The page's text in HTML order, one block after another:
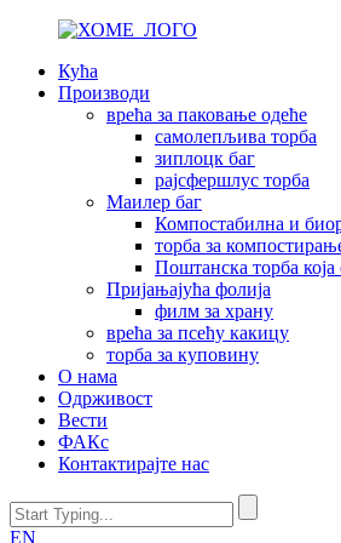
Кућа
Производи
врећа за паковање одеће
самолепљива торба
зиплоцк баг
рајсфершлус торба
Маилер баг
Компостабилна и
торба за
Поштанска торба
Пријањајућа фолија
филм за храну
врећа за псећу какицу
торба за куповину
О нама
Одрживост
Вести
ФАКс
Контактирајте нас
EN